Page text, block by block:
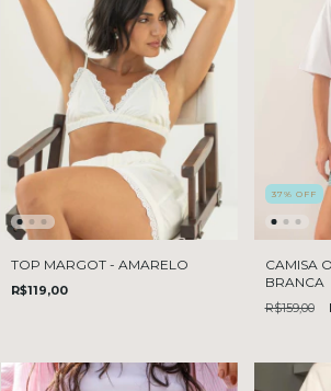
TOP MARGOT - AMARELO
R$119,00
37 % OFF
CAMISA
BRANCA
R$159,00